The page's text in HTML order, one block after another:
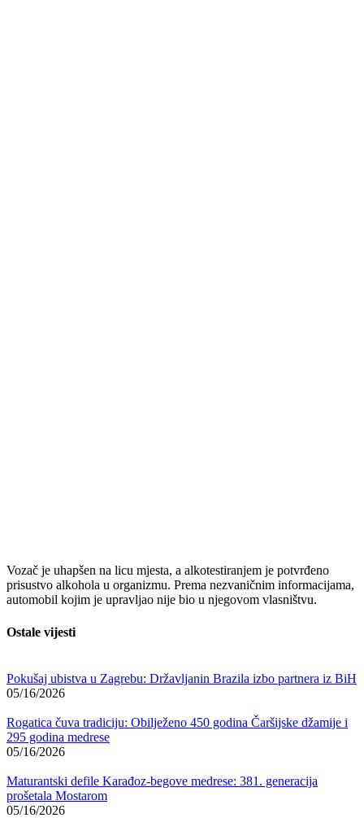
Vozač je uhapšen na licu mjesta, a alkotestiranjem je potvrđeno
prisustvo alkohola u organizmu. Prema nezvaničnim informacijama,
automobil kojim je upravljao nije bio u njegovom vlasništvu.
Ostale vijesti
Pokušaj ubistva u Zagrebu: Državljanin Brazila izbo partnera iz BiH
05/16/2026
Rogatica čuva tradiciju: Obilježeno 450 godina Čaršijske džamije i
295 godina medrese
05/16/2026
Maturantski defile Karađoz-begove medrese: 381. generacija
prošetala Mostarom
05/16/2026